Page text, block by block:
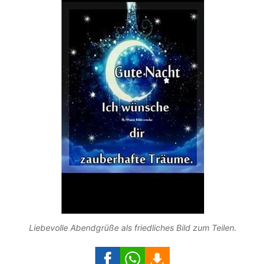
Liebevolle Abendgrüße als friedliches Bild zum Teilen.